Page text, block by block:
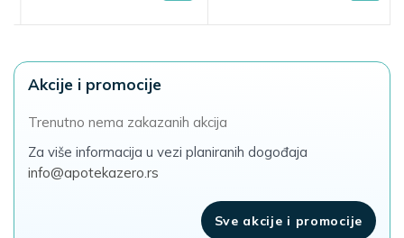
Akcije i promocije
Trenutno nema zakazanih akcija
Za više informacija u vezi planiranih dogođaja
info@apotekazero.rs
Sve akcije i promocije